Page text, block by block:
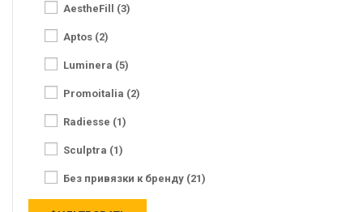
AestheFill (3)
Aptos (2)
Luminera (5)
Promoitalia (2)
Radiesse (1)
Sculptra (1)
Без привязки к бренду (21)